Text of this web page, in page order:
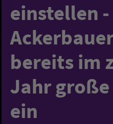
einstellen -
bereits im
Jahr
ein